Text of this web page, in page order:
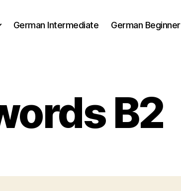
German Intermediate German Beginner
B2